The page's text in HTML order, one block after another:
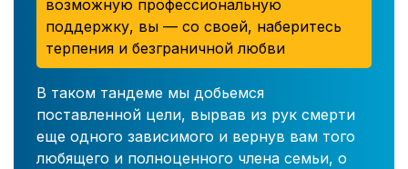
возможную профессиональную
поддержку, вы — со своей, наберитесь
терпения и безграничной любви
В таком тандеме мы добьемся
поставленной цели, вырвав из рук смерти
еще одного зависимого и вернув вам того
любящего и полноценного члена семьи, о